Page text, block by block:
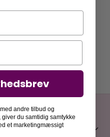
andre tilbud og
du samtidig samtykke
et marketingmæssigt